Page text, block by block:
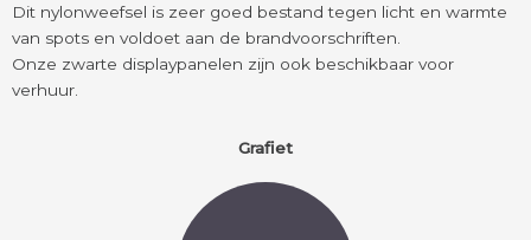
Dit nylonweefsel is zeer goed bestand tegen licht en warmte
van spots en voldoet aan de brandvoorschriften.
Onze zwarte displaypanelen zijn ook beschikbaar voor
verhuur.
Grafiet